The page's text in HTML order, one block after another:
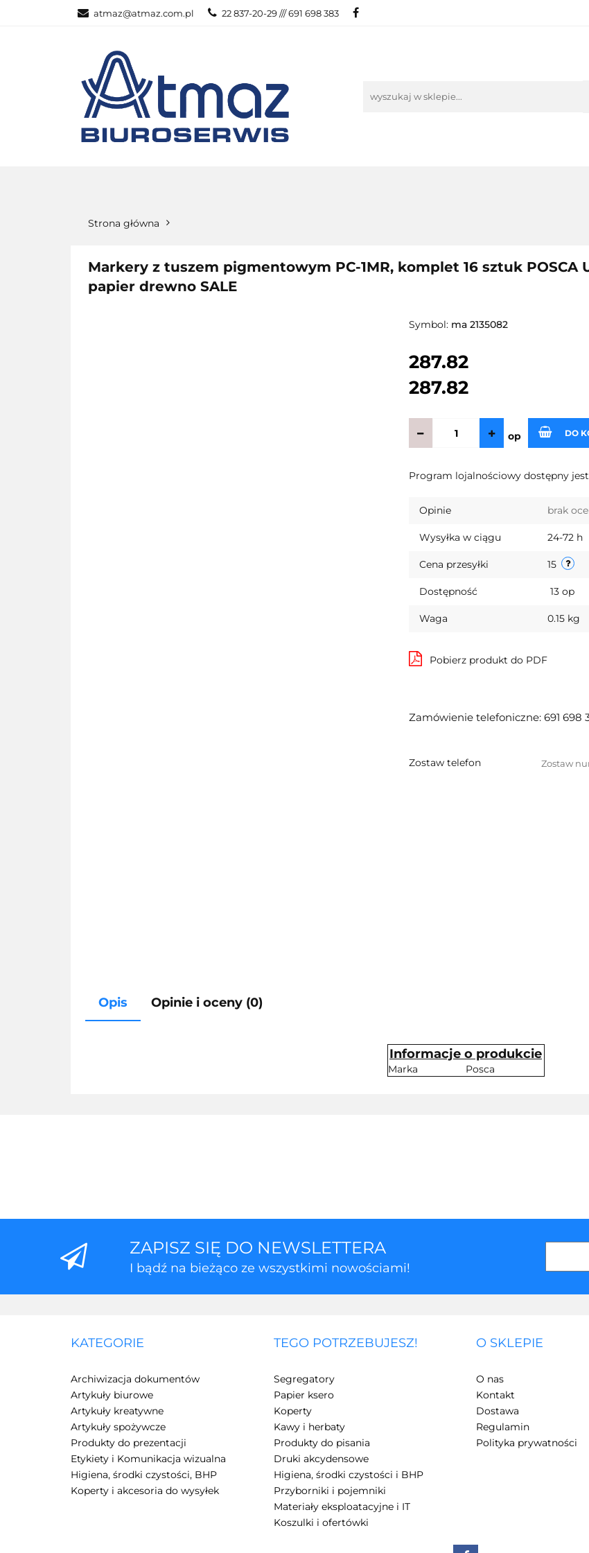
atmaz@atmaz.com.pl 22 837-20-29 /// 691 698 383
Strona główna
Markery z tuszem pigmentowym PC-1MR, komplet 16 sztuk POSCA
papier drewno SALE
Symbol: ma 2135082
287.82
287.82
op DO
Program lojalnościowy dostępny
Opinie brak
Wysyłka w ciągu 24-72 h
Cena przesyłki 15
Dostępność 13 op
Waga 0.15 kg
Pobierz produkt do PDF
Zamówienie telefoniczne: 691 698
Zostaw telefon
Opis Opinie i oceny (0)
Informacje o produkcie
Marka Posca
ZAPISZ SIĘ DO NEWSLETTERA
I bądź na bieżąco ze wszystkimi nowościami!
KATEGORIE
Archiwizacja dokumentów
Artykuły biurowe
Artykuły kreatywne
Artykuły spożywcze
Produkty do prezentacji
Etykiety i Komunikacja wizualna
Higiena, środki czystości, BHP
Koperty i akcesoria do wysyłek
TEGO POTRZEBUJESZ!
Segregatory
Papier ksero
Koperty
Kawy i herbaty
Produkty do pisania
Druki akcydensowe
Higiena, środki czystości i BHP
Przyborniki i pojemniki
Materiały eksploatacyjne i IT
Koszulki i ofertówki
O SKLEPIE
O nas
Kontakt
Dostawa
Regulamin
Polityka prywatności